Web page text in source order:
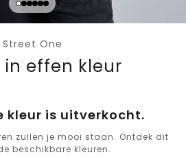
Street One
in effen kleur
kleur is uitverkocht.
zullen je mooi staan. Ontdek dit
beschikbare kleuren.